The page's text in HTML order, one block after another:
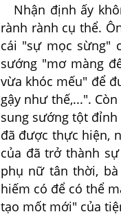
Nhận định ấy
rành rành cụ thể.
cái "sự mọc sừng"
sướng "mơ màng
vừa khóc mếu" để
gậy như thế,...".
sung sướng tột
đã được thực hiện,
của đã trở thành
phụ nữ tân thời,
hiếm có để có thể
tạo mốt mới" của